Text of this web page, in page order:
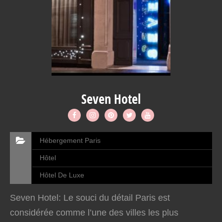
Seven Hotel
Hébergement Paris
Hôtel
Hôtel De Luxe
Seven Hotel: Le souci du détail Paris est
considérée comme l’une des villes les plus